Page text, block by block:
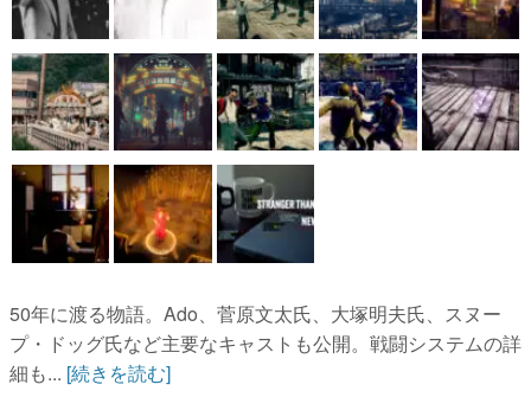
50年に渡る物語。Ado、菅原文太氏、大塚明夫氏、スヌー
プ・ドッグ氏など主要なキャストも公開。戦闘システムの詳
細も... [続きを読む]